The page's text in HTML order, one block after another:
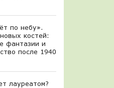
по небу».
костей:
фантазии и
после 1940
лауреатом?